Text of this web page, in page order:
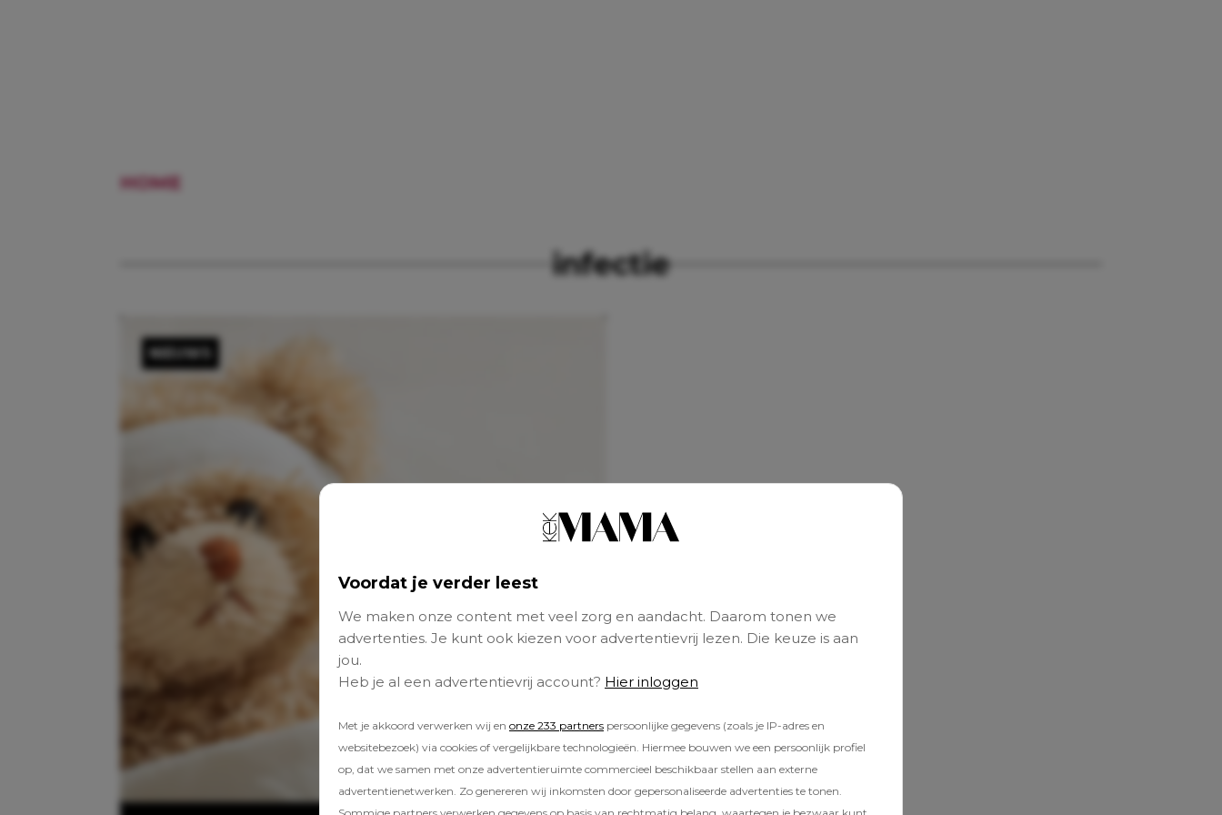
Voordat je verder leest
We maken onze content met veel zorg en aandacht. Daarom tonen we
advertenties. Je kunt ook kiezen voor advertentievrij lezen. Die keuze is aan
jou.
Heb je al een advertentievrij account? Hier inloggen
Met je akkoord verwerken wij en onze 233 partners persoonlijke gegevens (zoals je IP-adres en
websitebezoek) via cookies of vergelijkbare technologieën. Hiermee bouwen we een persoonlijk profiel
op, dat we samen met onze advertentieruimte commercieel beschikbaar stellen aan externe
advertentienetwerken. Zo genereren wij inkomsten door gepersonaliseerde advertenties te tonen.
Sommige partners verwerken gegevens op basis van rechtmatig belang, waartegen je bezwaar kunt
HOME
infectie
NIEUWS